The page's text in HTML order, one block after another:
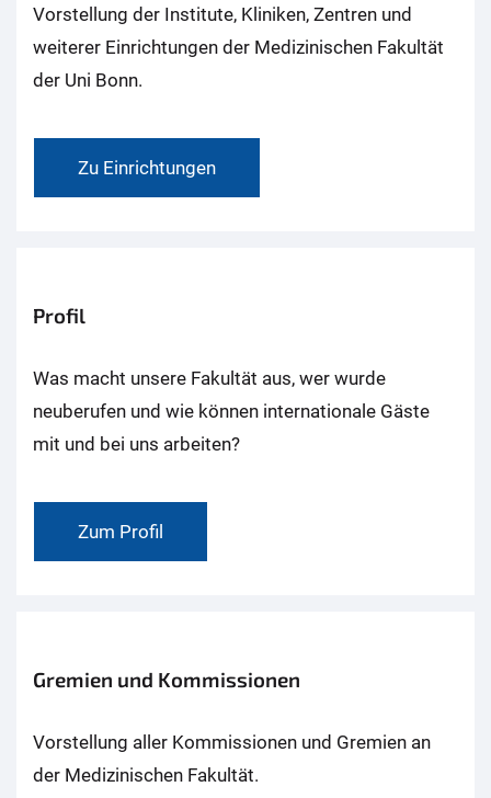
Vorstellung der Institute, Kliniken, Zentren und
weiterer Einrichtungen der Medizinischen Fakultät
der Uni Bonn.
Zu Einrichtungen
Profil
Was macht unsere Fakultät aus, wer wurde
neuberufen und wie können internationale Gäste
mit und bei uns arbeiten?
Zum Profil
Gremien und Kommissionen
Vorstellung aller Kommissionen und Gremien an
der Medizinischen Fakultät.